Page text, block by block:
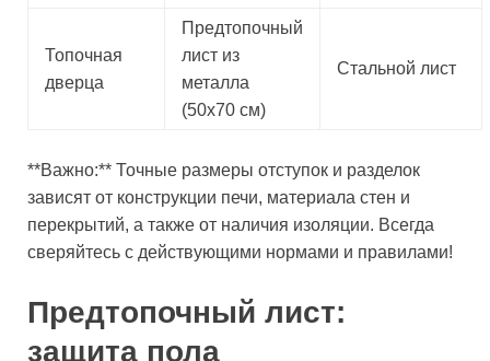
Топочная
дверца
Предтопочный
лист из
металла
(50х70 см)
Стальной лист
**Важно:** Точные размеры отступок и разделок
зависят от конструкции печи, материала стен и
перекрытий, а также от наличия изоляции. Всегда
сверяйтесь с действующими нормами и правилами!
Предтопочный лист:
защита пола